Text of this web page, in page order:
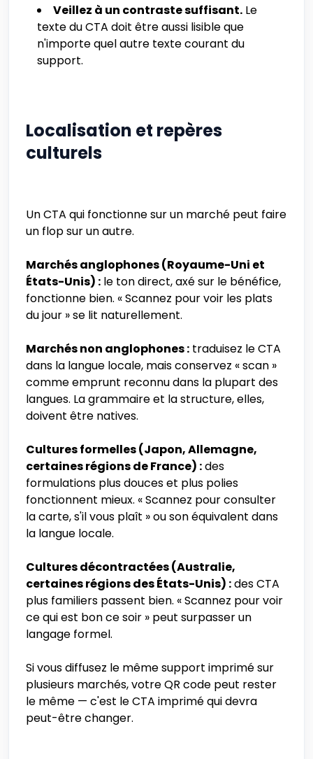
Veillez à un contraste suffisant. Le
texte du CTA doit être aussi lisible que
n'importe quel autre texte courant du
support.
Localisation et repères
culturels
Un CTA qui fonctionne sur un marché peut faire
un flop sur un autre.
Marchés anglophones (Royaume-Uni et
États-Unis) : le ton direct, axé sur le bénéfice,
fonctionne bien. « Scannez pour voir les plats
du jour » se lit naturellement.
Marchés non anglophones : traduisez le CTA
dans la langue locale, mais conservez « scan »
comme emprunt reconnu dans la plupart des
langues. La grammaire et la structure, elles,
doivent être natives.
Cultures formelles (Japon, Allemagne,
certaines régions de France) :des
formulations plus douces et plus polies
fonctionnent mieux. « Scannez pour consulter
la carte, s'il vous plaît » ou son équivalent dans
la langue locale.
Cultures décontractées (Australie,
certaines régions des États-Unis) :des CTA
plus familiers passent bien. « Scannez pour voir
ce qui est bon ce soir » peut surpasser un
langage formel.
Si vous diffusez le même support imprimé sur
plusieurs marchés, votre QR code peut rester
le même — c'est le CTA imprimé qui devra
peut-être changer.